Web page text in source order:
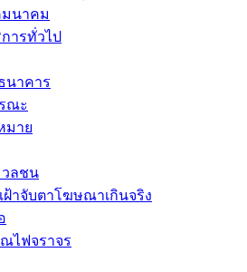
นาคม
ารทั่วไป
นาคาร
ณะ
มาย
ลชน
าจับตาโฆษณาเกินจริง
ไฟจราจร